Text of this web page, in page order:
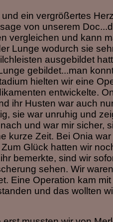
ein vergrößertes Herz
von unserem
vergleichen und kann
Lunge wodurch sie
ausgebildet
gebildet...man
hielten wir eine
entwickelte.
ihr Husten war auch
sie war unruhig und
und war mir sicher,
kurze Zeit. Bei Onia
Glück hatten wir
bemerkte, sind wir
sehen. Wir
Eine Operation kam mit
und das wollten